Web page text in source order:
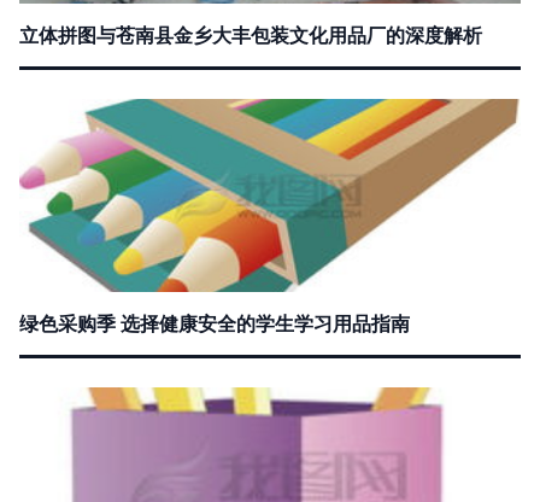
立体拼图与苍南县金乡大丰包装文化用品厂的深度解析
绿色采购季 选择健康安全的学生学习用品指南